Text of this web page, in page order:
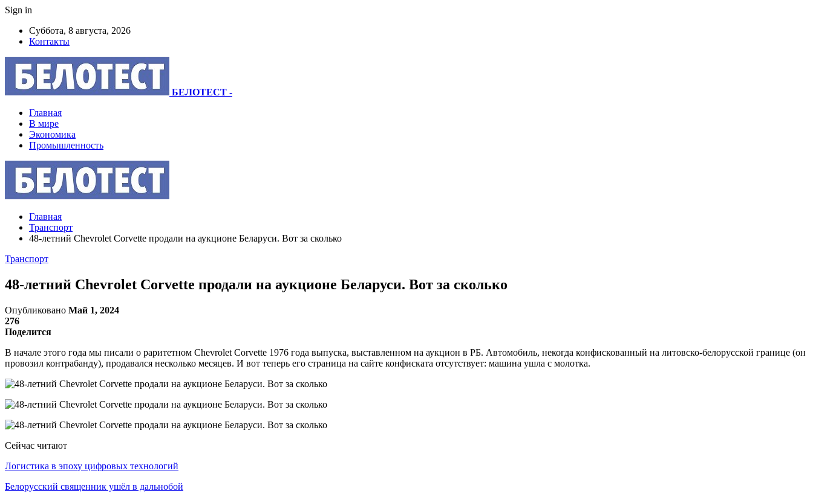
Sign in
Суббота, 8 августа, 2026
Контакты
БЕЛОТЕСТ -
Главная
В мире
Экономика
Промышленность
Главная
Транспорт
48-летний Chevrolet Corvette продали на аукционе Беларуси. Вот за сколько
Транспорт
48-летний Chevrolet Corvette продали на аукционе Беларуси. Вот за сколько
Опубликовано Май 1, 2024
276
Поделится
В начале этого года мы писали о раритетном Chevrolet Corvette 1976 года выпуска, выставленном на аукцион в РБ. Автомобиль, некогда конфискованный на литовско-белорусской границе (он
провозил контрабанду), продавался несколько месяцев. И вот теперь его страница на сайте конфиската отсутствует: машина ушла с молотка.
Сейчас читают
Логистика в эпоху цифровых технологий
Белорусский священник ушёл в дальнобой